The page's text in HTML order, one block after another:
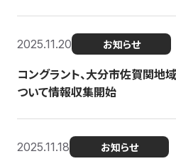
2025.11.20 お知らせ
コングラント、大分市佐賀関地
ついて情報収集開始
2025.11.18 お知らせ